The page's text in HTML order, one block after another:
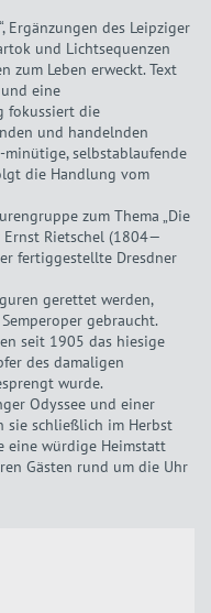
Ergänzungen des Leipziger
und Lichtsequenzen
zum Leben erweckt. Text
eine
fokussiert die
und handelnden
minütige, selbstablaufende
die Handlung vom
zum Thema „Die
Rietschel (1804—
fertiggestellte Dresdner
gerettet werden,
gebraucht.
seit 1905 das hiesige
des damaligen
wurde.
Odyssee und einer
sie schließlich im Herbst
eine würdige Heimstatt
Gästen rund um die Uhr